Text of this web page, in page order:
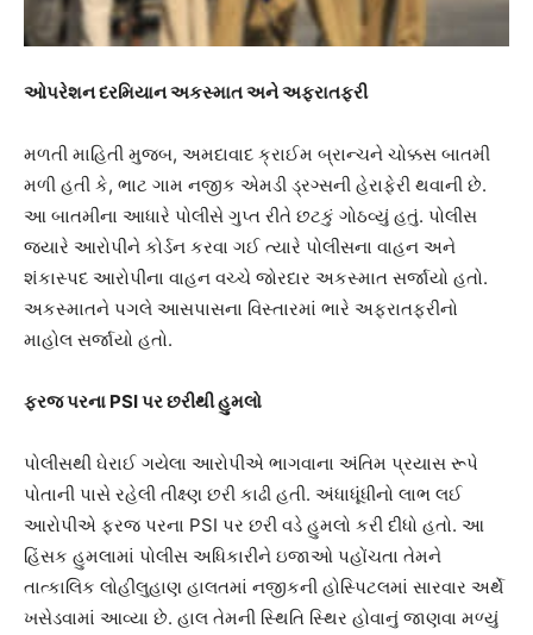
ઓપરેશન દરમિયાન અકસ્માત અને અફરાતફરી
મળતી માહિતી મુજબ, અમદાવાદ ક્રાઈમ બ્રાન્ચને ચોક્કસ બાતમી
મળી હતી કે, ભાટ ગામ નજીક એમડી ડ્રગ્સની હેરાફેરી થવાની છે.
આ બાતમીના આધારે પોલીસે ગુપ્ત રીતે છટકું ગોઠવ્યું હતું. પોલીસ
જ્યારે આરોપીને કોર્ડન કરવા ગઈ ત્યારે પોલીસના વાહન અને
શંકાસ્પદ આરોપીના વાહન વચ્ચે જોરદાર અકસ્માત સર્જાયો હતો.
અકસ્માતને પગલે આસપાસના વિસ્તારમાં ભારે અફરાતફરીનો
માહોલ સર્જાયો હતો.
ફરજ પરના PSI પર છરીથી હુમલો
પોલીસથી ઘેરાઈ ગયેલા આરોપીએ ભાગવાના અંતિમ પ્રયાસ રૂપે
પોતાની પાસે રહેલી તીક્ષ્ણ છરી કાઢી હતી. અંધાધૂંધીનો લાભ લઈ
આરોપીએ ફરજ પરના PSI પર છરી વડે હુમલો કરી દીધો હતો. આ
હિંસક હુમલામાં પોલીસ અધિકારીને ઇજાઓ પહોંચતા તેમને
તાત્કાલિક લોહીલુહાણ હાલતમાં નજીકની હોસ્પિટલમાં સારવાર અર્થે
ખસેડવામાં આવ્યા છે. હાલ તેમની સ્થિતિ સ્થિર હોવાનું જાણવા મળ્યું